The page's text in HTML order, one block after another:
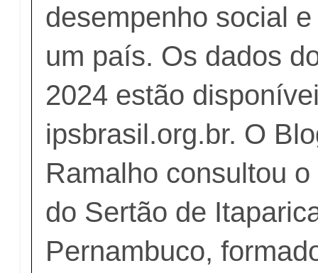
desempenho social
um país. Os dados
2024 estão
ipsbrasil.org.br. O
Ramalho consultou
do Sertão de
Pernambuco,